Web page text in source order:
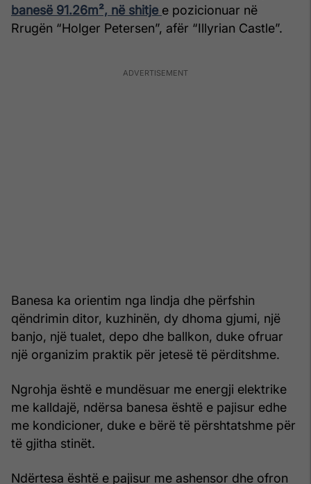
banesë 91.26m², në shitje e pozicionuar në
Rrugën “Holger Petersen”, afër “Illyrian Castle”.
Banesa ka orientim nga lindja dhe përfshin
qëndrimin ditor, kuzhinën, dy dhoma gjumi, një
banjo, një tualet, depo dhe ballkon, duke ofruar
një organizim praktik për jetesë të përditshme.
Ngrohja është e mundësuar me energji elektrike
me kalldajë, ndërsa banesa është e pajisur edhe
me kondicioner, duke e bërë të përshtatshme për
të gjitha stinët.
Ndërtesa është e pajisur me ashensor dhe ofron